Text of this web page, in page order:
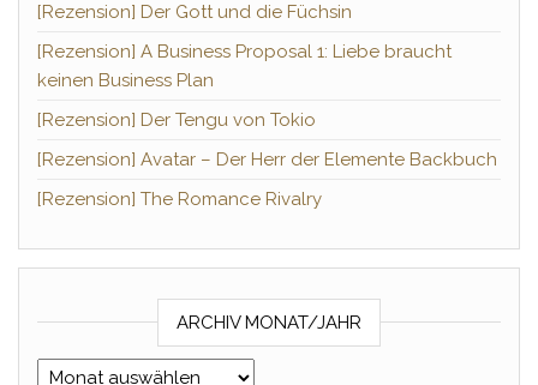
[Rezension] Der Gott und die Füchsin
[Rezension] A Business Proposal 1: Liebe braucht
keinen Business Plan
[Rezension] Der Tengu von Tokio
[Rezension] Avatar – Der Herr der Elemente Backbuch
[Rezension] The Romance Rivalry
ARCHIV MONAT/JAHR
Archiv Monat/Jahr